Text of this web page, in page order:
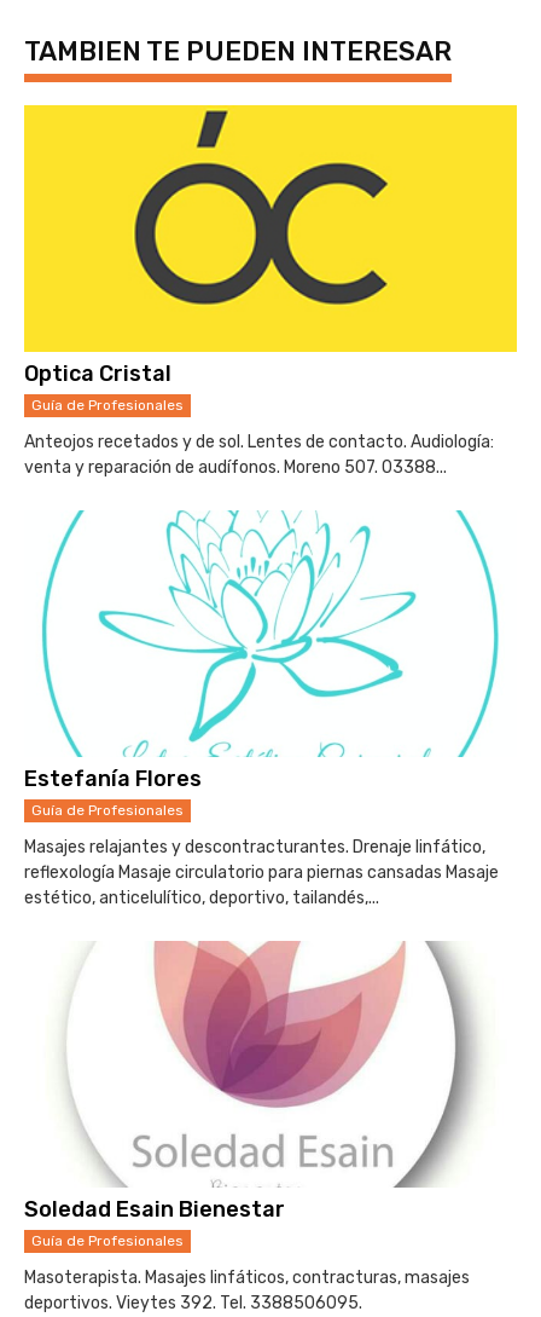
TAMBIEN TE PUEDEN INTERESAR
Optica Cristal
Guía de Profesionales
Anteojos recetados y de sol. Lentes de contacto. Audiología:
venta y reparación de audífonos. Moreno 507. 03388...
Estefanía Flores
Guía de Profesionales
Masajes relajantes y descontracturantes. Drenaje linfático,
reflexología Masaje circulatorio para piernas cansadas Masaje
estético, anticelulítico, deportivo, tailandés,...
Soledad Esain Bienestar
Guía de Profesionales
Masoterapista. Masajes linfáticos, contracturas, masajes
deportivos. Vieytes 392. Tel. 3388506095.